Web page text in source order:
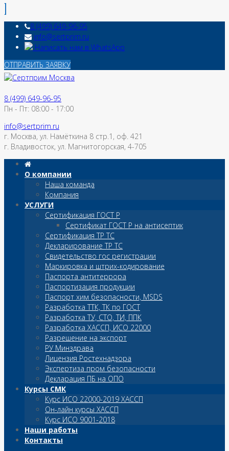
8 (499) 649-96-95
info@sertprim.ru
Написать нам в WhatsApp
ОТПРАВИТЬ ЗАЯВКУ
8 (499) 649-96-95
Пн - Пт: 08:00 - 17:00
info@sertprim.ru
г. Москва, ул. Намёткина 8 стр.1, оф. 421
г. Владивосток, ул. Магнитогорская, 4-705
О компании
Наша команда
Компания
УСЛУГИ
Сертификация ГОСТ Р
Сертификат ГОСТ Р на антисептик
Сертификация ТР ТС
Декларирование ТР ТС
Свидетельство гос регистрации
Маркировка и штрих-кодирование
Паспорта антитеррора
Паспортизация продукции
Паспорт хим безопасности, MSDS
Разработка ТТК, ТК по ГОСТ
Разработка ТУ, СТО, ТИ, ППК
Разработка ХАССП, ИСО 22000
Разрешение на экспорт
РУ Минздрава
Лицензия Ростехнадзора
Экспертиза пром безопасности
Декларация ПБ на ОПО
Курсы СМК
Курс ИСО 22000-2019 ХАССП
Он-лайн курсы ХАССП
Курс ИСО 9001-2018
Наши работы
Контакты